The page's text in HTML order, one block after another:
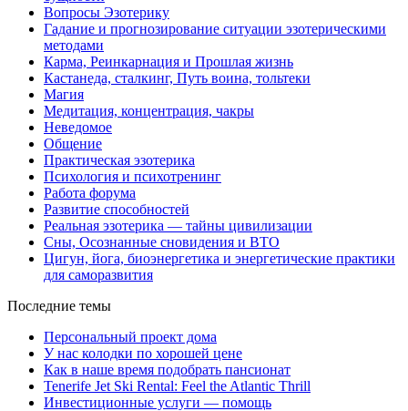
Вопросы Эзотерику
Гадание и прогнозирование ситуации эзотерическими
методами
Карма, Реинкарнация и Прошлая жизнь
Кастанеда, сталкинг, Путь воина, тольтеки
Магия
Медитация, концентрация, чакры
Неведомое
Общение
Практическая эзотерика
Психология и психотренинг
Работа форума
Развитие способностей
Реальная эзотерика — тайны цивилизации
Сны, Осознанные сновидения и ВТО
Цигун, йога, биоэнергетика и энергетические практики
для саморазвития
Последние темы
Персональный проект дома
У нас колодки по хорошей цене
Как в наше время подобрать пансионат
Tenerife Jet Ski Rental: Feel the Atlantic Thrill
Инвестиционные услуги — помощь